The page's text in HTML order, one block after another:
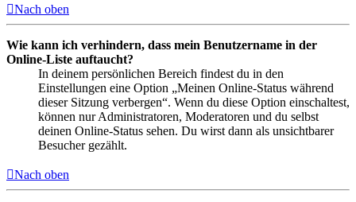
Nach oben
Wie kann ich verhindern, dass mein Benutzername in der
Online-Liste auftaucht?
In deinem persönlichen Bereich findest du in den
Einstellungen eine Option „Meinen Online-Status während
dieser Sitzung verbergen“. Wenn du diese Option einschaltest,
können nur Administratoren, Moderatoren und du selbst
deinen Online-Status sehen. Du wirst dann als unsichtbarer
Besucher gezählt.
Nach oben